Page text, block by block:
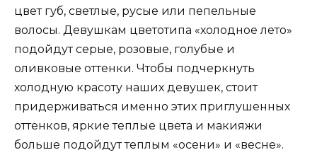
цвет губ, светлые, русые или пепельные
волосы. Девушкам цветотипа «холодное лето»
подойдут серые, розовые, голубые и
оливковые оттенки. Чтобы подчеркнуть
холодную красоту наших девушек, стоит
придерживаться именно этих приглушенных
оттенков, яркие теплые цвета и макияжи
больше подойдут теплым «осени» и «весне».